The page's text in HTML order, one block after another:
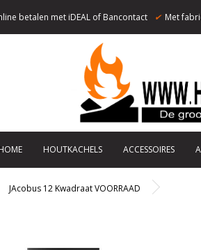
betalen met iDEAL of Bancontact ✔ Met
HOUTKACHELS ACCESSOIRES
JAcobus 12 Kwadraat VOORRAAD